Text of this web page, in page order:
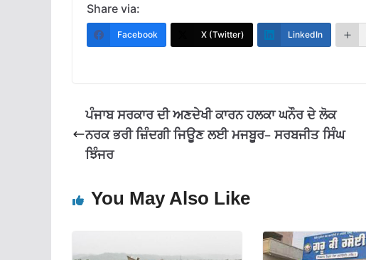
e
b
k
at
s
p
e
gr
ai
l
ar
e
Share via:
Facebook X (Twitter) LinkedIn
ਪੰਜਾਬ ਸਰਕਾਰ ਦੀ ਅਣਦੇਖੀ ਕਾਰਨ ਹਲਕਾ ਘਨੌਰ ਦੇ ਲੋਕ
ਨਰਕ ਭਰੀ ਜ਼ਿੰਦਗੀ ਜਿਊਣ ਲਈ ਮਜਬੂਰ– ਸਰਬਜੀਤ ਸਿੰਘ
ਝਿੰਜਰ
You May Also Like